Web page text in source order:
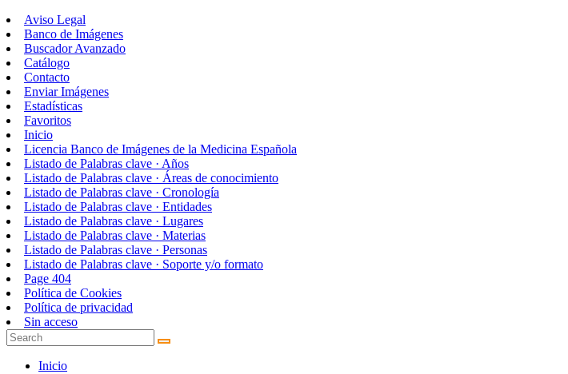
Aviso Legal
Banco de Imágenes
Buscador Avanzado
Catálogo
Contacto
Enviar Imágenes
Estadísticas
Favoritos
Inicio
Licencia Banco de Imágenes de la Medicina Española
Listado de Palabras clave · Años
Listado de Palabras clave · Áreas de conocimiento
Listado de Palabras clave · Cronología
Listado de Palabras clave · Entidades
Listado de Palabras clave · Lugares
Listado de Palabras clave · Materias
Listado de Palabras clave · Personas
Listado de Palabras clave · Soporte y/o formato
Page 404
Política de Cookies
Política de privacidad
Sin acceso
Inicio